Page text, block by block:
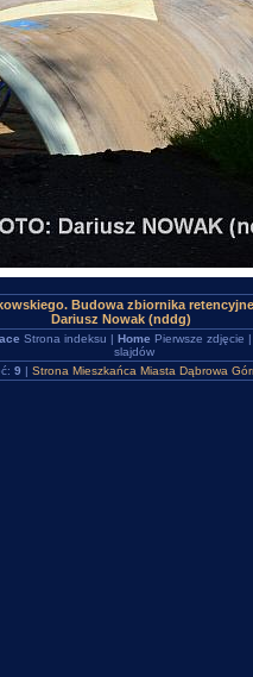
Budowa zbiornika
Dariusz Nowak (nddg)
Strona indeksu | Home Pierwsze zdjęcie |
slajdów
9 | Strona Mieszkańca Miasta Dąbrowa